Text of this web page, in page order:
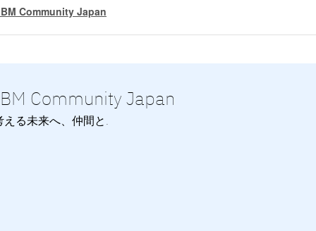
Community Japan
Community Japan
える未来へ、仲間と.